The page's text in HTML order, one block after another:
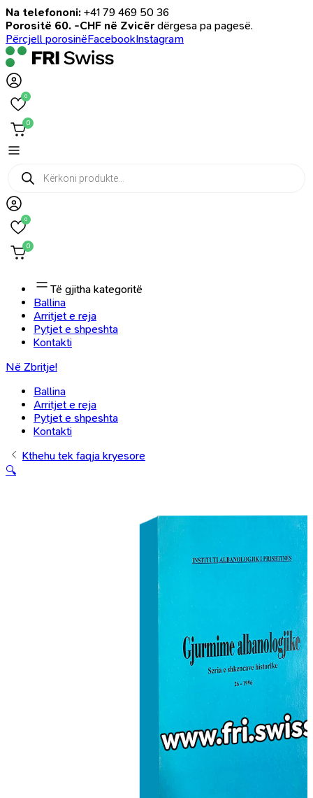
Na telefononi: +41 79 469 50 36
Porositë 60. -CHF në Zvicër dërgesa pa pagesë.
Përcjell porosinëFacebookInstagram
0
0
Products
search
0
0
Të gjitha kategoritë
Ballina
Arritjet e reja
Pytjet e shpeshta
Kontakti
Në Zbritje!
Ballina
Arritjet e reja
Pytjet e shpeshta
Kontakti
Kthehu tek faqja kryesore
🔍